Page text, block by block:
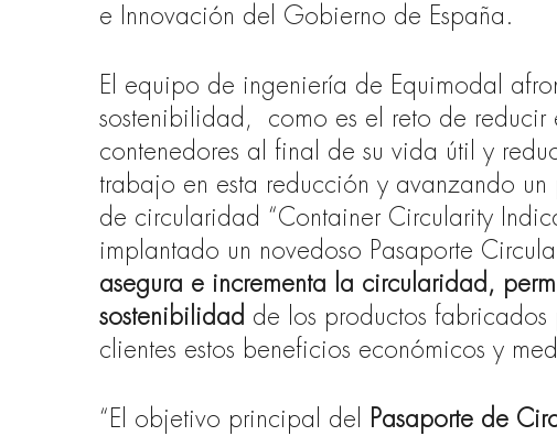
e Innovación del Gobierno de España.
El equipo de ingeniería de Equimodal
sostenibilidad,
como es el reto de
contenedores al final de su vida útil y
trabajo en esta reducción y avanzando un
de circularidad “Container Circularity
implantado un novedoso Pasaporte
asegura e incrementa la circularidad,
sostenibilidad de los productos
clientes estos beneficios económicos y
“El objetivo principal del Pasaporte de